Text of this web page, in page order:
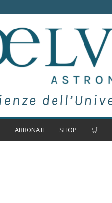
ABBONATI SHOP 🛒